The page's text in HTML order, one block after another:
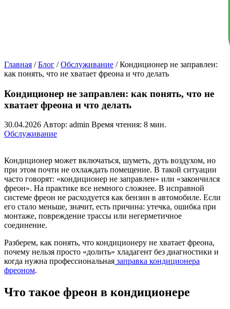
Главная / Блог / Обслуживание / Кондиционер не заправлен:
как понять, что не хватает фреона и что делать
Кондиционер не заправлен: как понять, что не
хватает фреона и что делать
30.04.2026 Автор: admin Время чтения: 8 мин.
Обслуживание
Кондиционер может включаться, шуметь, дуть воздухом, но
при этом почти не охлаждать помещение. В такой ситуации
часто говорят: «кондиционер не заправлен» или «закончился
фреон». На практике все немного сложнее. В исправной
системе фреон не расходуется как бензин в автомобиле. Если
его стало меньше, значит, есть причина: утечка, ошибка при
монтаже, повреждение трассы или негерметичное
соединение.
Разберем, как понять, что кондиционеру не хватает фреона,
почему нельзя просто «долить» хладагент без диагностики и
когда нужна профессиональная заправка кондиционера
фреоном.
Что такое фреон в кондиционере